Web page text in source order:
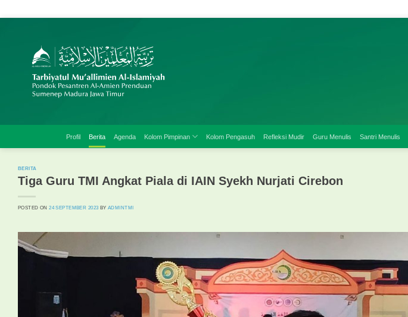
Profil Berita Agenda Kolom Pimpinan Kolom Pengasuh Refleksi Mudir Guru Menulis Santri Menulis
BERITA
Tiga Guru TMI Angkat Piala di IAIN Syekh Nurjati Cirebon
POSTED ON24 SEPTEMBER 2023 BYADMINTMI